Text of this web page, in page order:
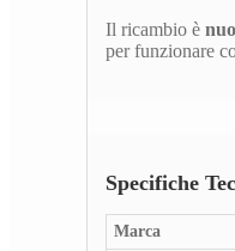
Il ricambio è
per funzionare
Specifiche
Marca